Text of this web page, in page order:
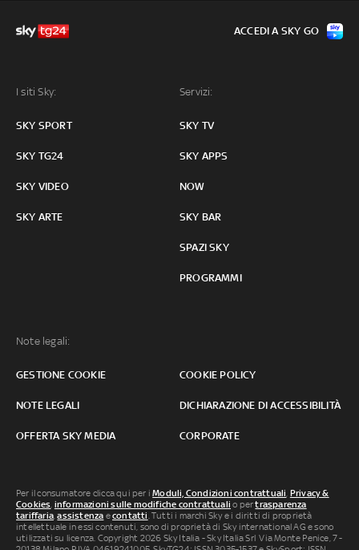
I siti Sky:
SKY SPORT
SKY TG24
SKY VIDEO
SKY ARTE
Servizi:
SKY TV
SKY APPS
NOW
SKY BAR
SPAZI SKY
PROGRAMMI
Note legali:
GESTIONE COOKIE COOKIE POLICY
NOTE LEGALI DICHIARAZIONE DI ACCESSIBILITÀ
OFFERTA SKY MEDIA CORPORATE
ACCEDI A SKY GO
Per il consumatore clicca qui per iModuli, Condizioni contrattuali, Privacy &
Cookies, informazioni sulle modifiche contrattuali o pertrasparenza
tariffaria,assistenza econtatti. Tutti i marchi Sky e i diritti di proprietà
intellettuale in essi contenuti, sono di proprietà di Sky international AG e sono
utilizzati su licenza. Copyright 2026 Sky Italia - Sky Italia Srl Via Monte Penice, 7 -